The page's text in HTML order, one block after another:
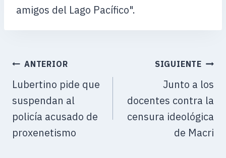
amigos del Lago Pacífico".
ANTERIOR
Lubertino pide que
suspendan al
policía acusado de
proxenetismo
SIGUIENTE
Junto a los
docentes contra la
censura ideológica
de Macri